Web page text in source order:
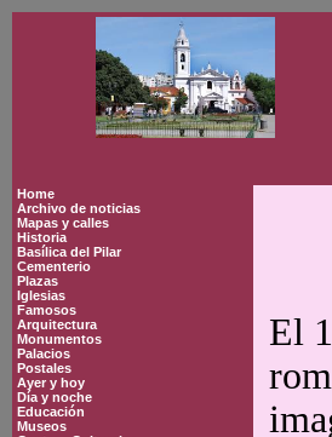
Home
Archivo de noticias
Mapas y calles
Historia
Basílica del Pilar
Cementerio
Plazas
Iglesias
Famosos
Arquitectura
Monumentos
Palacios
Postales
Ayer y hoy
Día y noche
Educación
Museos
El